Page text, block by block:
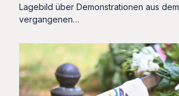
Lagebild über Demonstrationen aus dem
vergangenen…